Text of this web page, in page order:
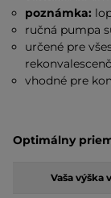
poznámka:
ručná pumpa
určené pre
vhodné pre
Optimálny
Vaša výška